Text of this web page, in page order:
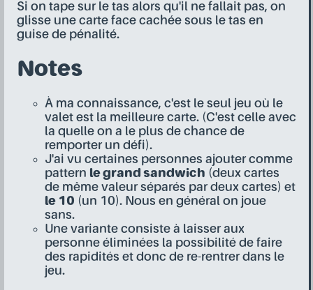
Si on tape sur le tas alors qu'il ne fallait pas, on
glisse une carte face cachée sous le tas en
guise de pénalité.
Notes
À ma connaissance, c'est le seul jeu où le
valet est la meilleure carte. (C'est celle avec
la quelle on a le plus de chance de
remporter un défi).
J'ai vu certaines personnes ajouter comme
pattern le grand sandwich (deux cartes
de même valeur séparés par deux cartes) et
le 10 (un 10). Nous en général on joue
sans.
Une variante consiste à laisser aux
personne éliminées la possibilité de faire
des rapidités et donc de re-rentrer dans le
jeu.